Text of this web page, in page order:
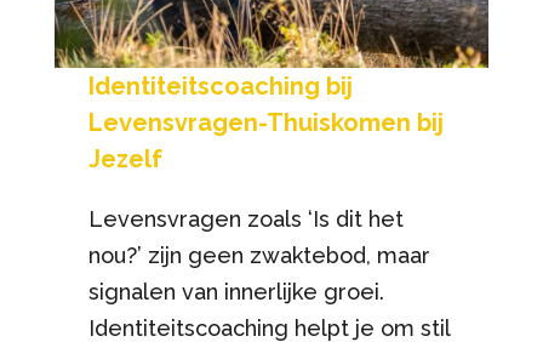
Identiteitscoaching bij
Levensvragen-Thuiskomen bij
Jezelf
Levensvragen zoals ‘Is dit het
nou?’ zijn geen zwaktebod, maar
signalen van innerlijke groei.
Identiteitscoaching helpt je om stil